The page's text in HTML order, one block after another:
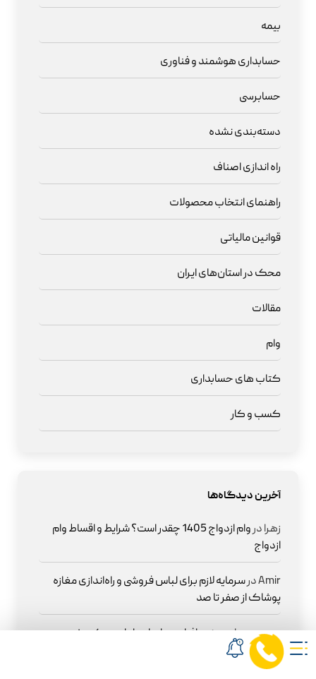
بیمه
حسابداری هوشمند و فناوری
حسابرسی
دسته‌بندی نشده
راه اندازی اصناف
راهنمای انتخاب محصولات
قوانین مالیاتی
محک در استان‌های ایران
مقالات
وام
کتاب های حسابداری
کسب و کار
آخرین دیدگاه‌ها
زهرادر
وام ازدواج 1405 چقدر است؟ شرایط و اقساط وام
ازدواج
Amirدرسرمایه لازم برای لباس فروشی و راه‌اندازی مغازه
پوشاک از صفر تا صد
مهدی میداندرنرم افزار حسابداری لوازم یدکی خودرو
فروشگاه داکار